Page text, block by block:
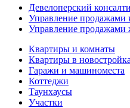
Девелоперский
Управление продажами
Управление продажами
Квартиры и комнаты
Квартиры в
Гаражи и машиноместа
Коттеджи
Таунхаусы
Участки